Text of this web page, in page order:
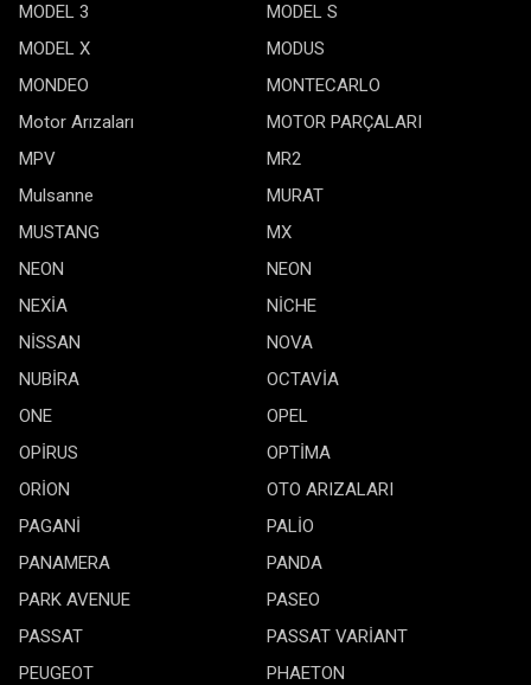
MODEL 3
MODEL S
MODEL X
MODUS
MONDEO
MONTECARLO
Motor Arızaları
MOTOR PARÇALARI
MPV
MR2
Mulsanne
MURAT
MUSTANG
MX
NEON
NEON
NEXİA
NİCHE
NİSSAN
NOVA
NUBİRA
OCTAVİA
ONE
OPEL
OPİRUS
OPTİMA
ORİON
OTO ARIZALARI
PAGANİ
PALİO
PANAMERA
PANDA
PARK AVENUE
PASEO
PASSAT
PASSAT VARİANT
PEUGEOT
PHAETON